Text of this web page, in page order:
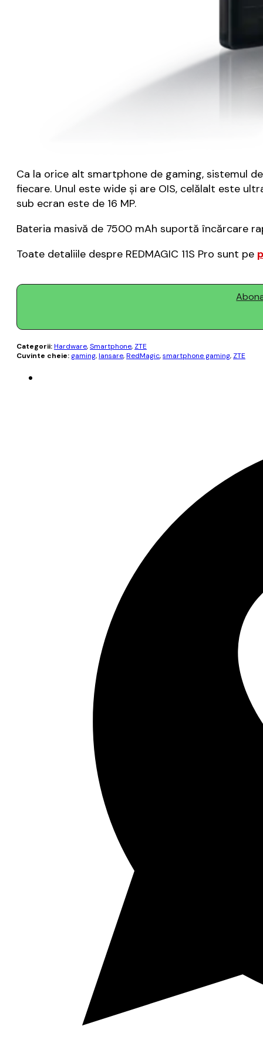
Ca la orice alt smartphone de gaming, sistemul
fiecare. Unul este wide și are OIS, celălalt este
sub ecran este de 16 MP.
Bateria masivă de 7500 mAh suportă încărcare
Toate detaliile despre REDMAGIC 11S Pro sunt pe
Categorii:Hardware,Smartphone, ZTE
Cuvinte cheie: gaming,lansare,RedMagic,smartphone gaming, ZTE